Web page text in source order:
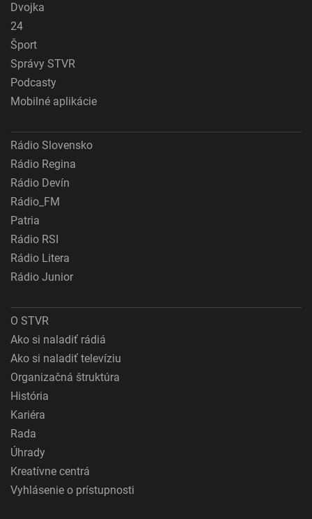
Dvojka
24
Šport
Správy STVR
Podcasty
Mobilné aplikácie
Rádio Slovensko
Rádio Regina
Rádio Devín
Rádio_FM
Patria
Rádio RSI
Rádio Litera
Rádio Junior
O STVR
Ako si naladiť rádiá
Ako si naladiť televíziu
Organizačná štruktúra
História
Kariéra
Rada
Úhrady
Kreatívne centrá
Vyhlásenie o prístupnosti